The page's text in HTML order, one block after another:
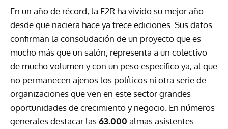
En un año de récord, la F2R ha vivido su mejor año
desde que naciera hace ya trece ediciones. Sus datos
confirman la consolidación de un proyecto que es
mucho más que un salón, representa a un colectivo
de mucho volumen y con un peso específico ya, al que
no permanecen ajenos los políticos ni otra serie de
organizaciones que ven en este sector grandes
oportunidades de crecimiento y negocio. En números
generales destacar las63.000 almas asistentes